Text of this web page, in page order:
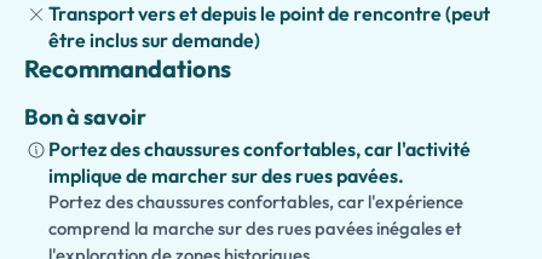
Avec unguide privédédié exclusivement à votre groupe,
vous bénéficierez d'uneexpérience personnalisée
adaptée à vos intérêts et à votre rythme. Parfait pour les
passionnés d'histoire
voyageurs curieux, ce parcours d'une journée offre un
aperçu complet et inoubliable de la vie, de la culture et de
l'héritage dumonde romain antique .
Transport vers et depuis le point de rencontre (peut
être inclus sur demande)
Recommandations
Bon à savoir
Portez des chaussures confortables, car l'activité
implique de marcher sur des rues pavées.
Portez des chaussures confortables, car l'expérience
comprend la marche sur des rues pavées inégales et